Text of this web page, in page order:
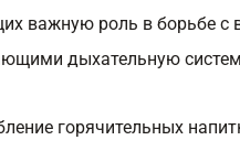
важную роль в борьбе с
дыхательную
горячительных